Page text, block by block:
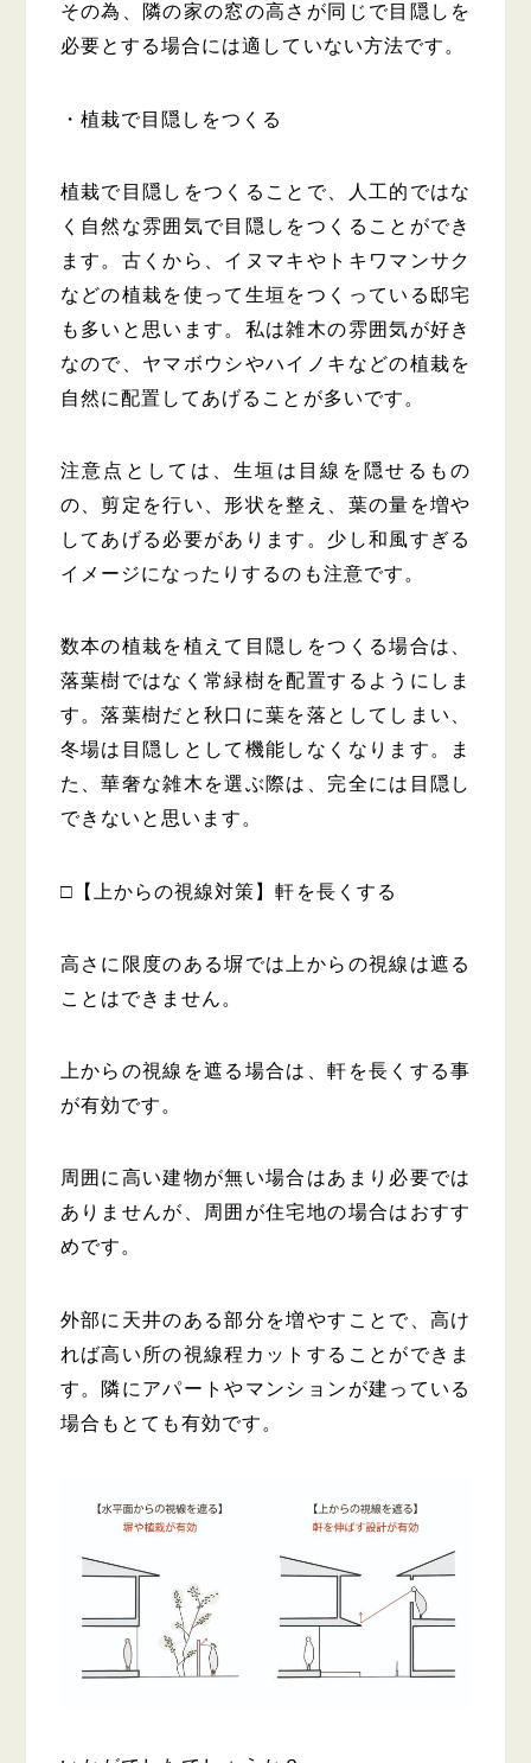
その為、隣の家の窓の高さが同じで目隠しを
必要とする場合には適していない方法です。
・植栽で目隠しをつくる
植栽で目隠しをつくることで、人工的ではな
く自然な雰囲気で目隠しをつくることができ
ます。古くから、イヌマキやトキワマンサク
などの植栽を使って生垣をつくっている邸宅
も多いと思います。私は雑木の雰囲気が好き
なので、ヤマボウシやハイノキなどの植栽を
自然に配置してあげることが多いです。
注意点としては、生垣は目線を隠せるもの
の、剪定を行い、形状を整え、葉の量を増や
してあげる必要があります。少し和風すぎる
イメージになったりするのも注意です。
数本の植栽を植えて目隠しをつくる場合は、
落葉樹ではなく常緑樹を配置するようにしま
す。落葉樹だと秋口に葉を落としてしまい、
冬場は目隠しとして機能しなくなります。ま
た、華奢な雑木を選ぶ際は、完全には目隠し
できないと思います。
□【上からの視線対策】軒を長くする
高さに限度のある塀では上からの視線は遮る
ことはできません。
上からの視線を遮る場合は、軒を長くする事
が有効です。
周囲に高い建物が無い場合はあまり必要では
ありませんが、周囲が住宅地の場合はおすす
めです。
外部に天井のある部分を増やすことで、高け
れば高い所の視線程カットすることができま
す。隣にアパートやマンションが建っている
場合もとても有効です。